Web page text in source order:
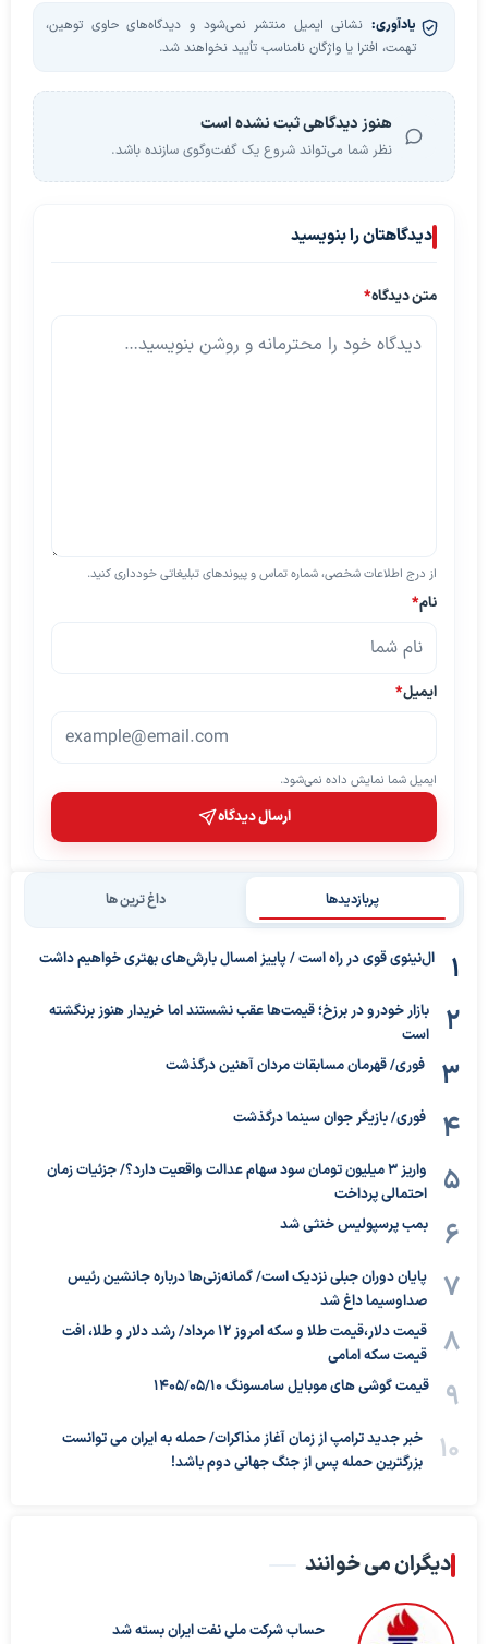
یادآوری: نشانی ایمیل منتشر نمی‌شود و دیدگاه‌های حاوی توهین،
تهمت، افترا یا واژگان نامناسب تأیید نخواهند شد.
هنوز دیدگاهی ثبت نشده است
نظر شما می‌تواند شروع یک گفت‌وگوی سازنده باشد.
دیدگاهتان را بنویسید
متن دیدگاه*
از درج اطلاعات شخصی، شماره تماس و پیوندهای تبلیغاتی خودداری کنید.
نام*
ایمیل*
ایمیل شما نمایش داده نمی‌شود.
ارسال دیدگاه
پربازدیدها داغ ترین ها
ال‌نینوی قوی در راه است / پاییز امسال بارش‌های بهتری خواهیم داشت
بازار خودرو در برزخ؛ قیمت‌ها عقب نشستند اما خریدار هنوز برنگشته
است
فوری/ قهرمان مسابقات مردان آهنین درگذشت
فوری/ بازیگر جوان سینما درگذشت
واریز ۳ میلیون تومان سود سهام عدالت واقعیت دارد؟/ جزئیات زمان
احتمالی پرداخت
بمب پرسپولیس خنثی شد
پایان دوران جبلی نزدیک است/ گمانه‌زنی‌ها درباره جانشین رئیس
صداوسیما داغ شد
قیمت دلار،قیمت طلا و سکه امروز ۱۲ مرداد/ رشد دلار و طلا، افت
قیمت سکه امامی
قیمت گوشی های موبایل سامسونگ 1405/05/10
خبر جدید ترامپ از زمان آغاز مذاکرات/ حمله به ایران می توانست
بزرگترین حمله پس از جنگ جهانی دوم باشد!
دیگران می خوانند
حساب‌ شرکت ملی نفت ایران بسته شد